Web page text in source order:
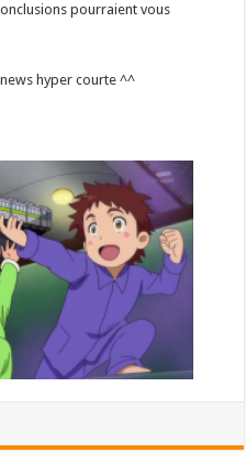
pourraient vous
news hyper courte ^^